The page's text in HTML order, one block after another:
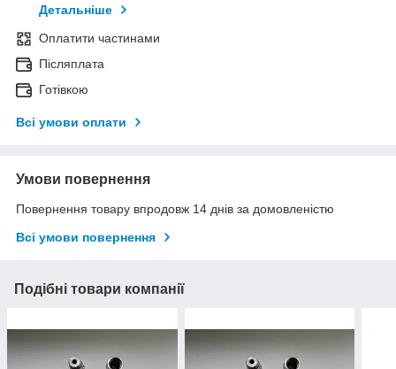
Детальніше
Оплатити частинами
Післяплата
Готівкою
Всі умови оплати
Умови повернення
Повернення товару впродовж 14 днів за домовленістю
Всі умови повернення
Подібні товари компанії